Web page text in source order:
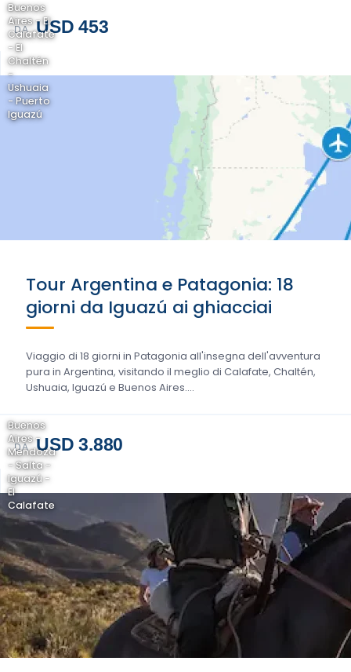
DA USD 453
Buenos
Aires - El
Calafate
- El
Chaltén
-
Ushuaia
- Puerto
Iguazú
Tour Argentina e Patagonia: 18
giorni da Iguazú ai ghiacciai
Viaggio di 18 giorni in Patagonia all'insegna dell'avventura
pura in Argentina, visitando il meglio di Calafate, Chaltén,
Ushuaia, Iguazú e Buenos Aires....
DA USD 3.880
Buenos
Aires -
Mendoza
- Salta -
Iguazú -
El
Calafate